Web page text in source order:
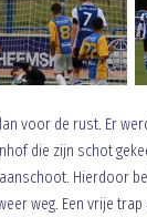
voor de rust. Er
die zijn schot
Hierdoor
weg. Een vrije